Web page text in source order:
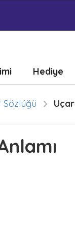
Hediye
Sözlüğü Uçar